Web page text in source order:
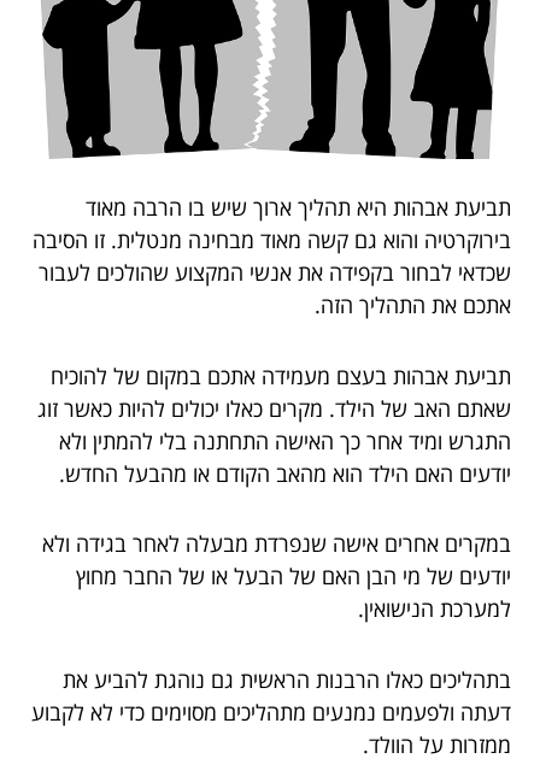
תביעת אבהות היא תהליך ארוך שיש בו הרבה מאוד
בירוקרטיה והוא גם קשה מאוד מבחינה מנטלית. זו הסיבה
שכדאי לבחור בקפידה את אנשי המקצוע שהולכים לעבור
אתכם את התהליך הזה.
תביעת אבהות בעצם מעמידה אתכם במקום של להוכיח
שאתם האב של הילד. מקרים כאלו יכולים להיות כאשר זוג
התגרש ומיד אחר כך האישה התחתנה בלי להמתין ולא
יודעים האם הילד הוא מהאב הקודם או מהבעל החדש.
במקרים אחרים אישה שנפרדת מבעלה לאחר בגידה ולא
יודעים של מי הבן האם של הבעל או של החבר מחוץ
למערכת הנישואין.
בתהליכים כאלו הרבנות הראשית גם נוהגת להביע את
דעתה ולפעמים נמנעים מתהליכים מסוימים כדי לא לקבוע
ממזרות על הוולד.